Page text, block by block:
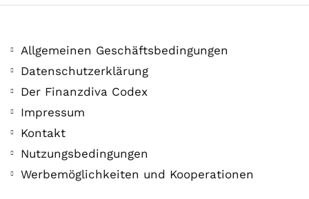
Allgemeinen Geschäftsbedingungen
Datenschutzerklärung
Der Finanzdiva Codex
Impressum
Kontakt
Nutzungsbedingungen
Werbemöglichkeiten und Kooperationen